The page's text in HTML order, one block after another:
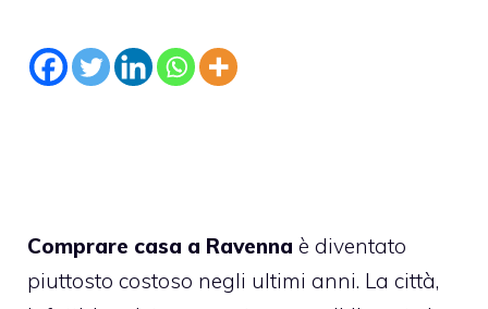
Comprare casa a Ravenna è diventato
piuttosto costoso negli ultimi anni. La città,